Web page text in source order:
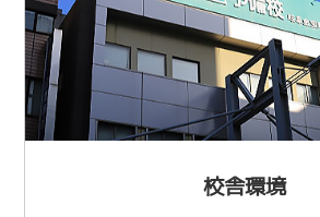
校舎環境